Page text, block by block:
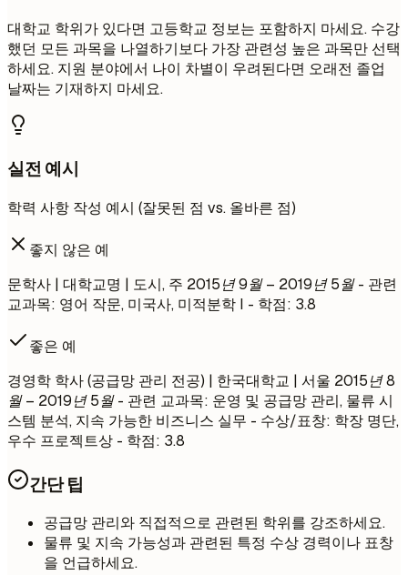
대학교 학위가 있다면 고등학교 정보는 포함하지 마세요. 수강
했던 모든 과목을 나열하기보다 가장 관련성 높은 과목만 선택
하세요. 지원 분야에서 나이 차별이 우려된다면 오래전 졸업
날짜는 기재하지 마세요.
실전 예시
학력 사항 작성 예시 (잘못된 점 vs. 올바른 점)
좋지 않은 예
문학사 | 대학교명 | 도시, 주 2015년 9월 – 2019년 5월- 관련
교과목: 영어 작문, 미국사, 미적분학 I - 학점: 3.8
좋은 예
경영학 학사 (공급망 관리 전공) | 한국대학교 | 서울 2015년 8
월 – 2019년 5월- 관련 교과목: 운영 및 공급망 관리, 물류 시
스템 분석, 지속 가능한 비즈니스 실무 - 수상/표창: 학장 명단,
우수 프로젝트상 - 학점: 3.8
간단 팁
공급망 관리와 직접적으로 관련된 학위를 강조하세요.
물류 및 지속 가능성과 관련된 특정 수상 경력이나 표창
을 언급하세요.